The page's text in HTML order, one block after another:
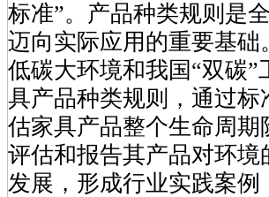
标准”。产品种类规则是
迈向实际应用的重要基
低碳大环境和我国“双碳
具产品种类规则，通过
估家具产品整个生命周
评估和报告其产品对环
发展，形成行业实践案